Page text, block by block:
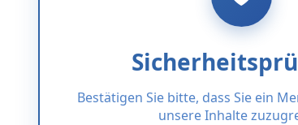
Bestätigen Sie bitte, dass Sie ein
unsere Inhalte